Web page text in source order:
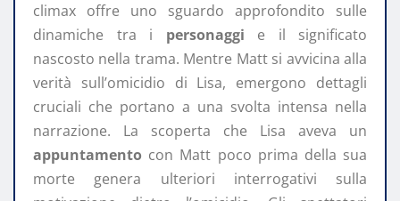
climax offre uno sguardo approfondito sulle
dinamiche tra i personaggi e il significato
nascosto nella trama. Mentre Matt si avvicina alla
verità sull’omicidio di Lisa, emergono dettagli
cruciali che portano a una svolta intensa nella
narrazione. La scoperta che Lisa aveva un
appuntamento con Matt poco prima della sua
morte genera ulteriori interrogativi sulla